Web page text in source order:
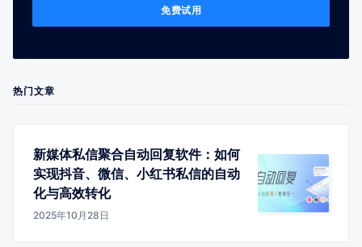
免费试用
热门文章
新媒体私信聚合自动回复软件：如何
实现抖音、微信、小红书私信的自动
化与高效转化
2025年10月28日